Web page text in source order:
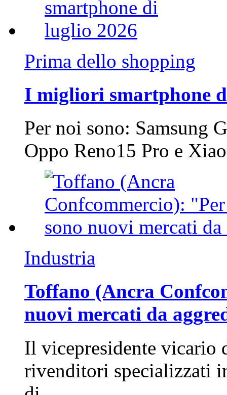
Prima dello shopping
I migliori smartphone
Per noi sono: Samsung
Oppo Reno15 Pro e
Industria
Toffano (Ancra
nuovi mercati da
Il vicepresidente vicario
rivenditori specializzati